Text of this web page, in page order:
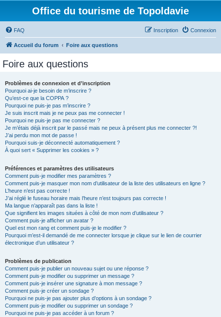
Office du tourisme de Topoldavie
FAQ Connexion
Inscription
Accueil du forum Foire aux questions
Foire aux questions
Problèmes de connexion et d’inscription
Pourquoi ai-je besoin de m’inscrire ?
Qu’est-ce que la COPPA ?
Pourquoi ne puis-je pas m’inscrire ?
Je suis inscrit mais je ne peux pas me connecter !
Pourquoi ne puis-je pas me connecter ?
Je m’étais déjà inscrit par le passé mais ne peux à présent plus me connecter ?!
J’ai perdu mon mot de passe !
Pourquoi suis-je déconnecté automatiquement ?
À quoi sert « Supprimer les cookies » ?
Préférences et paramètres des utilisateurs
Comment puis-je modifier mes paramètres ?
Comment puis-je masquer mon nom d’utilisateur de la liste des utilisateurs en ligne ?
L’heure n’est pas correcte !
J’ai réglé le fuseau horaire mais l’heure n’est toujours pas correcte !
Ma langue n’apparaît pas dans la liste !
Que signifient les images situées à côté de mon nom d’utilisateur ?
Comment puis-je afficher un avatar ?
Quel est mon rang et comment puis-je le modifier ?
Pourquoi m’est-il demandé de me connecter lorsque je clique sur le lien de courrier
électronique d’un utilisateur ?
Problèmes de publication
Comment puis-je publier un nouveau sujet ou une réponse ?
Comment puis-je modifier ou supprimer un message ?
Comment puis-je insérer une signature à mon message ?
Comment puis-je créer un sondage ?
Pourquoi ne puis-je pas ajouter plus d’options à un sondage ?
Comment puis-je modifier ou supprimer un sondage ?
Pourquoi ne puis-je pas accéder à un forum ?